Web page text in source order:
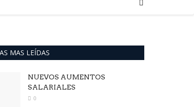
MAS LEÍDAS
NUEVOS AUMENTOS
SALARIALES
0